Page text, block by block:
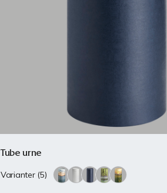
Tube urne
Varianter (5)